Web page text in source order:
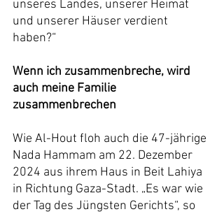
unseres Landes, unserer Heimat
und unserer Häuser verdient
haben?“
Wenn ich zusammenbreche, wird
auch meine Familie
zusammenbrechen
Wie Al-Hout floh auch die 47-jährige
Nada Hammam am 22. Dezember
2024 aus ihrem Haus in Beit Lahiya
in Richtung Gaza-Stadt. „Es war wie
der Tag des Jüngsten Gerichts“, so